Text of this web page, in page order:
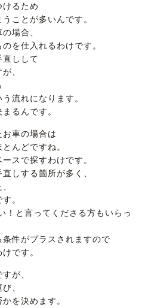
けるため
ことが多いんです。
場合、
を仕入れるわけです。
直しして
、
流れになります。
るんです。
車の場合は
んどですね。
スで探すわけです。
しする箇所が多く、
。
！と言ってくださる方もいらっ
件がプラスされますので
です。
が、
、
を決めます。